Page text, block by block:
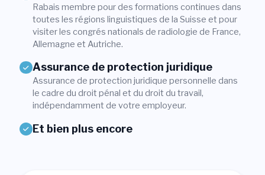
Contact
Shop
Login
Devenir membre Sections
Rabais membre pour des formations continues dans
toutes les régions linguistiques de la Suisse et pour
visiter les congrés nationals de radiologie de France,
Allemagne et Autriche.
Assurance de protection juridique
Assurance de protection juridique personnelle dans
le cadre du droit pénal et du droit du travail,
indépendamment de votre employeur.
Et bien plus encore